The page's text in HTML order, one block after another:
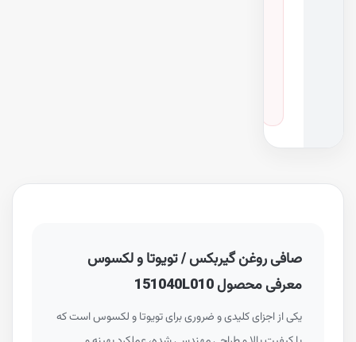
صافی روغن گیربکس / تویوتا و لکسوس
معرفی محصول 151040L010
یکی از اجزای کلیدی و ضروری برای تویوتا و لکسوس است که